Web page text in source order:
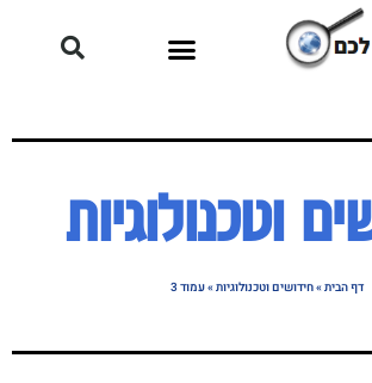
וטכנולוגיות
דף הבית»חידושים וטכנולוגיות»עמוד 3